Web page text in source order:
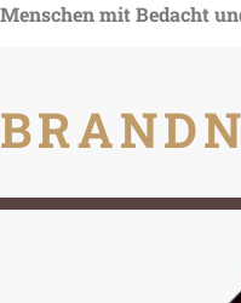
Menschen mit Bedacht